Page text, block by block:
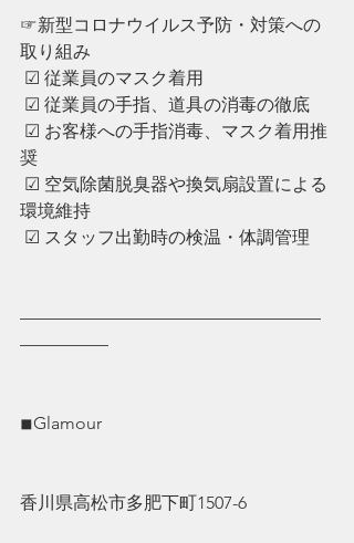
☞新型コロナウイルス予防・対策への
取り組み
☑︎ 従業員のマスク着用
☑︎ ︎従業員の手指、道具の消毒の徹底
奨
環境維持
☑︎ ︎スタッフ出勤時の検温・体調管理
—————————————————
—————
◾︎Glamour
香川県高松市多肥下町1507-6